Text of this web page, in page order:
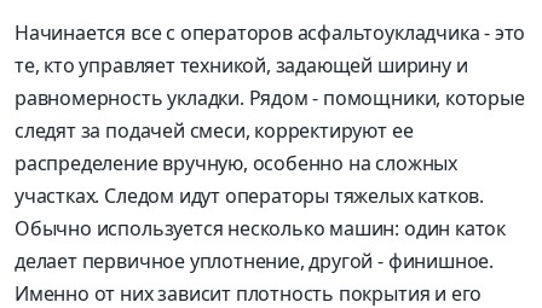
Начинается все с операторов асфальтоукладчика - это
те, кто управляет техникой, задающей ширину и
равномерность укладки. Рядом - помощники, которые
следят за подачей смеси, корректируют ее
распределение вручную, особенно на сложных
участках. Следом идут операторы тяжелых катков.
Обычно используется несколько машин: один каток
делает первичное уплотнение, другой - финишное.
Именно от них зависит плотность покрытия и его